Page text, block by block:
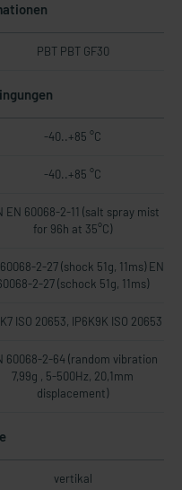
PBT PBT GF30
-40..+85 °C
-40..+85 °C
EN 60068-2-11 (salt spray mist
for 96h at 35°C)
2-27 (shock 51g, 11ms) EN
2-27 (schock 51g, 11ms)
ISO 20653, IP6K9K ISO 20653
60068-2-64 (random vibration
7,99g , 5-500Hz, 20,1mm
displacement)
vertikal